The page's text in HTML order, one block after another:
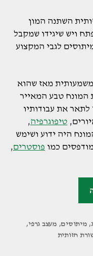
השתנה המון
ויש שיגידו שמקבל
לגבי המקצוע
מאז שהוא
אי שם בשנות ה־20. את המונח טבע המאייר
לתאר את עבודותיו
טיפוגרפיה,
וקליגרפיה. עד שנות ה־50, המונח היה ידוע ושימש
כמו פוסטרים,
על
עיצוב
, מיתוסים, מעצב גרפי,
חזותית